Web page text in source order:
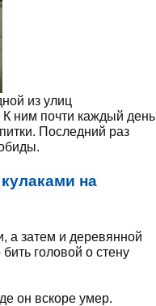
из улиц
ним почти каждый день
Последний раз
на
а затем и деревянной
головой о стену
он вскоре умер.